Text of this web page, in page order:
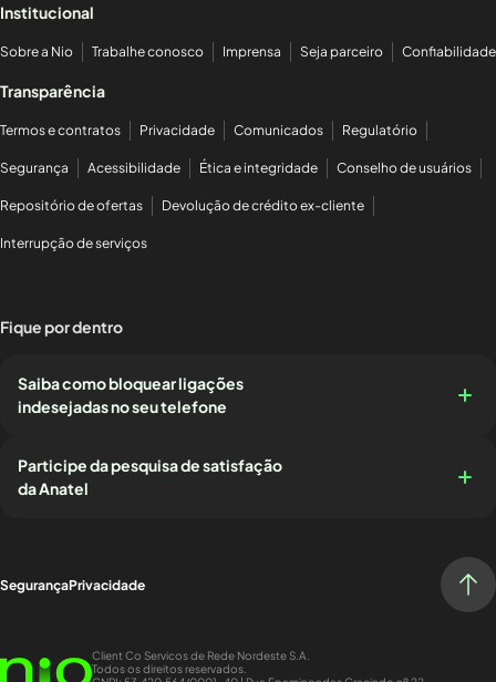
Institucional
Sobre a Nio Trabalhe conosco Imprensa Seja parceiro Confiabilidade
Transparência
Termos e contratos Privacidade Comunicados Regulatório
Segurança Acessibilidade Ética e integridade Conselho de usuários
Repositório de ofertas Devolução de crédito ex-cliente
Interrupção de serviços
Fique por dentro
Saiba como bloquear ligações
indesejadas no seu telefone
Participe da pesquisa de satisfação
da Anatel
SegurançaPrivacidade
Client Co Servicos de Rede Nordeste S.A.
Todos os direitos reservados.